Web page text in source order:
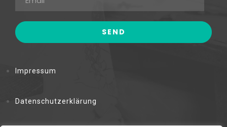
Impressum
Datenschutzerklärung